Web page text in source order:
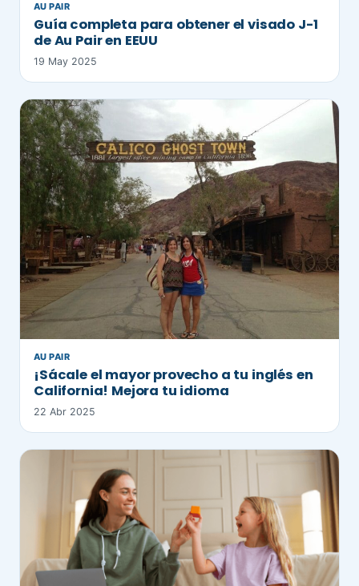
AU PAIR
Guía completa para obtener el visado J-1
de Au Pair en EEUU
19 May 2025
AU PAIR
¡Sácale el mayor provecho a tu inglés en
California! Mejora tu idioma
22 Abr 2025